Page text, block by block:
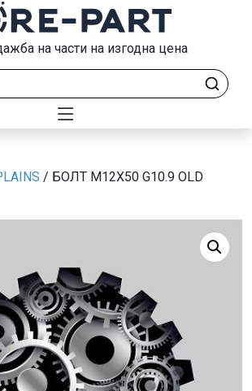
на части на изгодна цена
/ БОЛТ M12X50 G10.9 OLD